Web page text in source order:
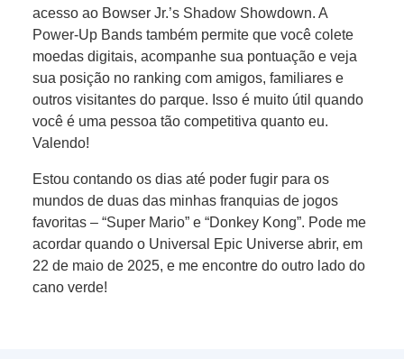
acesso ao Bowser Jr.’s Shadow Showdown. A
Power-Up Bands também permite que você colete
moedas digitais, acompanhe sua pontuação e veja
sua posição no ranking com amigos, familiares e
outros visitantes do parque. Isso é muito útil quando
você é uma pessoa tão competitiva quanto eu.
Valendo!
Estou contando os dias até poder fugir para os
mundos de duas das minhas franquias de jogos
favoritas – “Super Mario” e “Donkey Kong”. Pode me
acordar quando o Universal Epic Universe abrir, em
22 de maio de 2025, e me encontre do outro lado do
cano verde!